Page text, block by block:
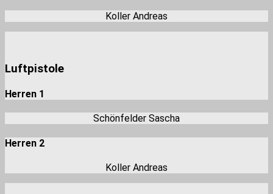
Koller Andreas
Luftpistole
Herren 1
Schönfelder Sascha
Herren 2
Koller Andreas